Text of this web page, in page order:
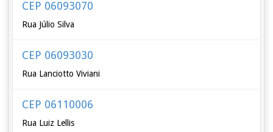
CEP 06093070
Rua Júlio Silva
CEP 06093030
Rua Lanciotto Viviani
CEP 06110006
Rua Luiz Lellis